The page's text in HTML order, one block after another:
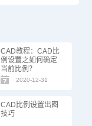
CAD教程：CAD比
例设置之如何确定
当前比例？
2020-12-31
CAD比例设置出图
技巧